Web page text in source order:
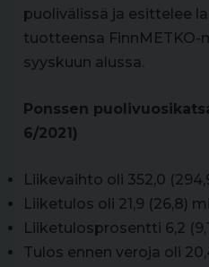
puolivälissä ja esittelee
tuotteensa FinnMETKO-
syyskuun alussa.
Ponssen
6/2021)
Liikevaihto oli 352,0
Liiketulos oli 21,9 (26,8)
Liiketulosprosentti 6,2
Tulos ennen veroja oli